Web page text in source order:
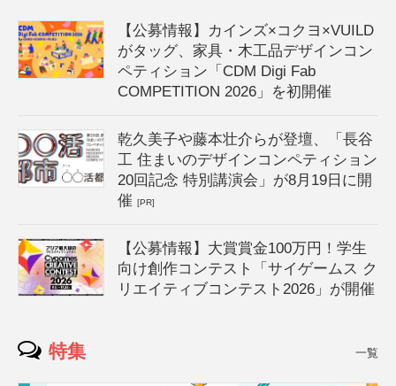
【公募情報】カインズ×コクヨ×VUILD
がタッグ、家具・木工品デザインコン
ペティション「CDM Digi Fab
COMPETITION 2026」を初開催
乾久美子や藤本壮介らが登壇、「長谷
工 住まいのデザインコンペティション
20回記念 特別講演会」が8月19日に開
催[PR]
【公募情報】大賞賞金100万円！学生
向け創作コンテスト「サイゲームス ク
リエイティブコンテスト2026」が開催
特集 一覧